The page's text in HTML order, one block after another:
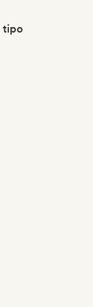
tipo